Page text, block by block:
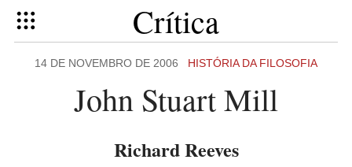
Crítica
14 DE NOVEMBRO DE 2006 HISTÓRIA DA FILOSOFIA
John Stuart Mill
Richard Reeves